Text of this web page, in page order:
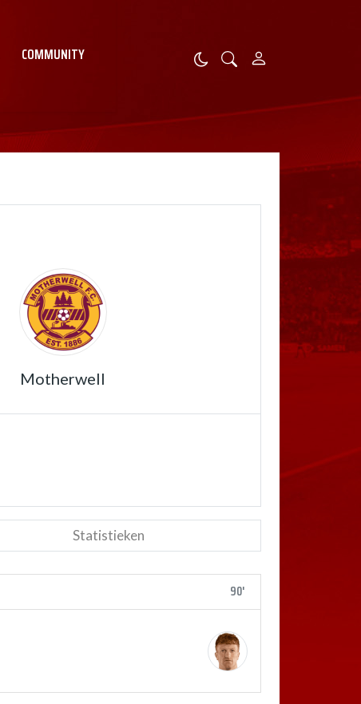
COMMUNITY
Motherwell
Statistieken
90'